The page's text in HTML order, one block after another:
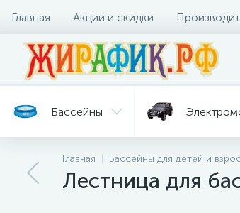
Главная Акции и скидки
Бассейны
Батуты Велосипеды
Главная Бассейны для детей и
Лестница для